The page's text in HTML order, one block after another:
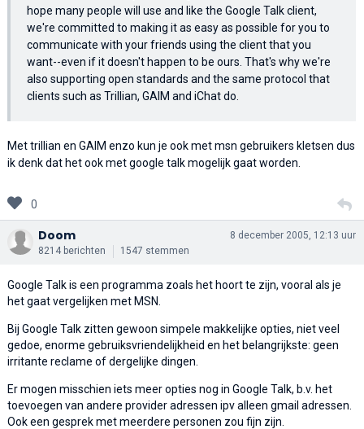
hope many people will use and like the Google Talk client,
we're committed to making it as easy as possible for you to
communicate with your friends using the client that you
want--even if it doesn't happen to be ours. That's why we're
also supporting open standards and the same protocol that
clients such as Trillian, GAIM and iChat do.
Met trillian en GAIM enzo kun je ook met msn gebruikers kletsen dus
ik denk dat het ook met google talk mogelijk gaat worden.
0
Doom
8214 berichten 1547 stemmen
8 december 2005, 12:13 uur
Google Talk is een programma zoals het hoort te zijn, vooral als je
het gaat vergelijken met MSN.
Bij Google Talk zitten gewoon simpele makkelijke opties, niet veel
gedoe, enorme gebruiksvriendelijkheid en het belangrijkste: geen
irritante reclame of dergelijke dingen.
Er mogen misschien iets meer opties nog in Google Talk, b.v. het
toevoegen van andere provider adressen ipv alleen gmail adressen.
Ook een gesprek met meerdere personen zou fijn zijn.